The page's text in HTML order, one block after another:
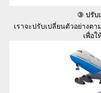
③ ปรับ
เราจะปรับเปลี่ยนตัวอย่างต
เพื่อ